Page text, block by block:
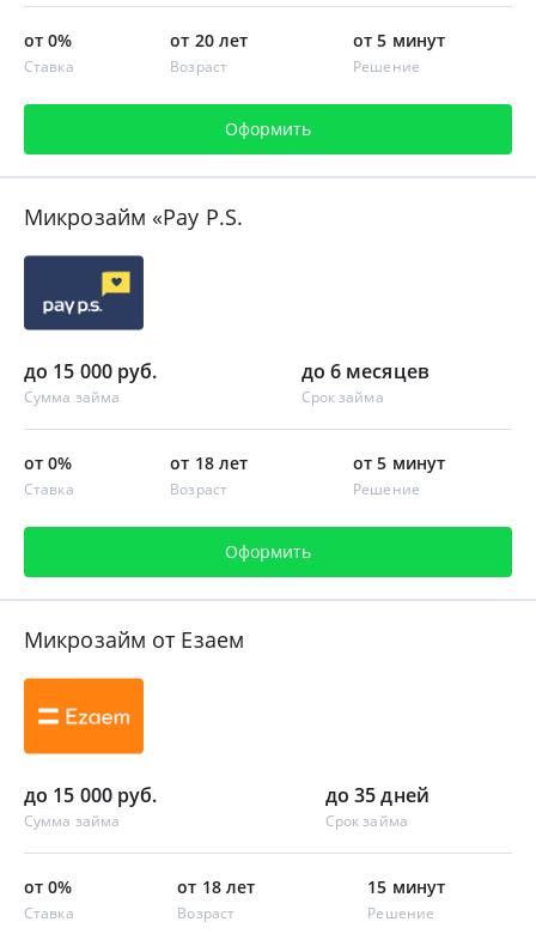
от 0%
Ставка
от 20 лет
Возраст
от 5 минут
Решение
Оформить
Микрозайм «Pay P.S.
до 15 000 руб.
Сумма займа
до 6 месяцев
Срок займа
от 0%
Ставка
от 18 лет
Возраст
от 5 минут
Решение
Оформить
Микрозайм от Езаем
до 15 000 руб.
Сумма займа
до 35 дней
Срок займа
от 0%
Ставка
от 18 лет
Возраст
15 минут
Решение